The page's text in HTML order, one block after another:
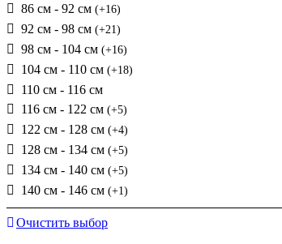
86 см - 92 см (+16)
92 см - 98 см (+21)
98 см - 104 см (+16)
104 см - 110 см (+18)
110 см - 116 см
116 см - 122 см (+5)
122 см - 128 см (+4)
128 см - 134 см (+5)
134 см - 140 см (+5)
140 см - 146 см (+1)
Очистить выбор